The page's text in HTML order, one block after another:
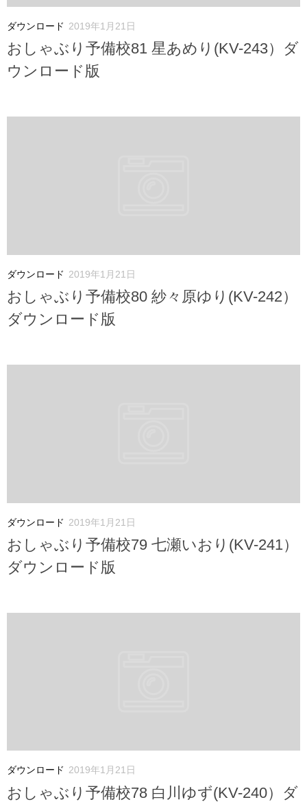
ダウンロード 2019年1月21日
おしゃぶり予備校81 星あめり(KV-243）ダ
ウンロード版
ダウンロード 2019年1月21日
おしゃぶり予備校80 紗々原ゆり(KV-242）
ダウンロード版
ダウンロード 2019年1月21日
おしゃぶり予備校79 七瀬いおり(KV-241）
ダウンロード版
ダウンロード 2019年1月21日
おしゃぶり予備校78 白川ゆず(KV-240）ダ